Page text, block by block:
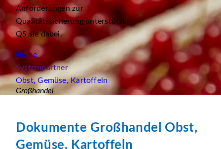
Anforderungen zur
Qualitätssicherung unterstützt
QS sie dabei.
Home
Systempartner
Obst, Gemüse, Kartoffeln
Großhandel
Dokumente Großhandel Obst,
Gemüse, Kartoffeln